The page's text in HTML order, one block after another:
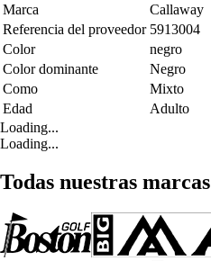
Marca
Callaway
Referencia del proveedor 5913004
Color
negro
Color dominante
Negro
Como
Mixto
Edad
Adulto
Loading...
Loading...
Todas nuestras marcas